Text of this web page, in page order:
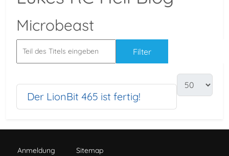
Microbeast
Filter
Der LionBit 465 ist fertig!
Anmeldung
Sitemap